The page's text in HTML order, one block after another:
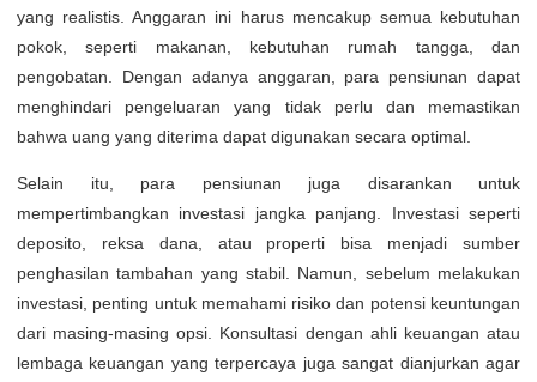
yang realistis. Anggaran ini harus mencakup semua kebutuhan
pokok, seperti makanan, kebutuhan rumah tangga, dan
pengobatan. Dengan adanya anggaran, para pensiunan dapat
menghindari pengeluaran yang tidak perlu dan memastikan
bahwa uang yang diterima dapat digunakan secara optimal.
Selain itu, para pensiunan juga disarankan untuk
mempertimbangkan investasi jangka panjang. Investasi seperti
deposito, reksa dana, atau properti bisa menjadi sumber
penghasilan tambahan yang stabil. Namun, sebelum melakukan
investasi, penting untuk memahami risiko dan potensi keuntungan
dari masing-masing opsi. Konsultasi dengan ahli keuangan atau
lembaga keuangan yang terpercaya juga sangat dianjurkan agar